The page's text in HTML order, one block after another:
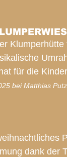
für die
bei Matthias
dank der